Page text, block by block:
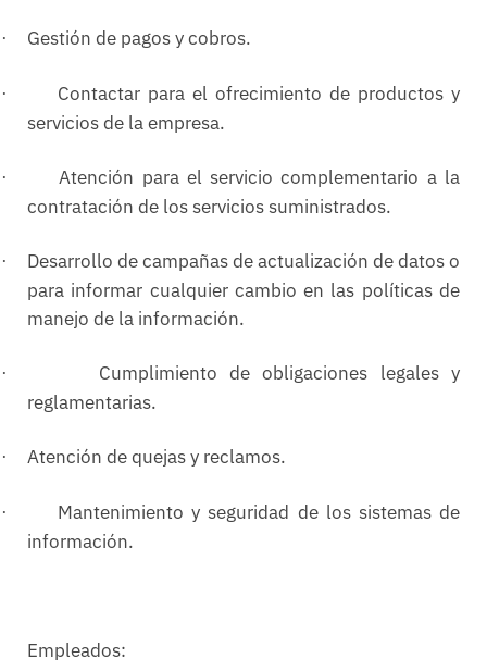
· Gestión de pagos y cobros.
·
Contactar para el ofrecimiento de productos y
servicios de la empresa.
·
Atención para el servicio complementario a la
contratación de los servicios suministrados.
·
Desarrollo de campañas de actualización de datos o
para informar cualquier cambio en las políticas de
manejo de la información.
·
Cumplimiento de obligaciones legales y
reglamentarias.
· Atención de quejas y reclamos.
·
Mantenimiento y seguridad de los sistemas de
información.
Empleados: